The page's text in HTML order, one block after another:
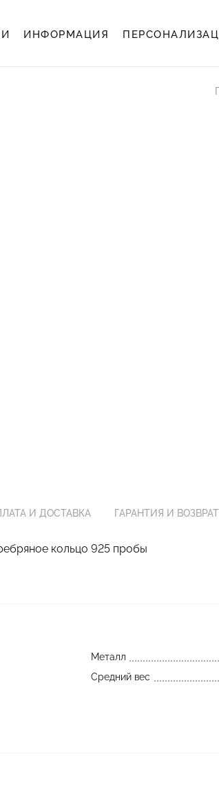
ИНФОРМАЦИЯ
И ДОСТАВКА ГАРАНТИЯ И ВОЗВРАТ
кольцо 925 пробы
Металл
Средний вес